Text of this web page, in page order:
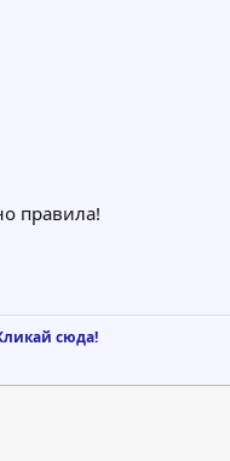
правила!
сюда!